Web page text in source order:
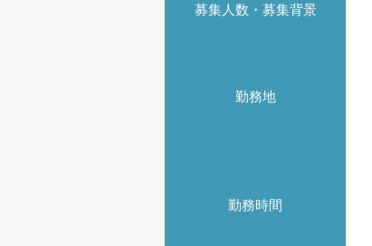
募集人数・募集背景
勤務地
勤務時間